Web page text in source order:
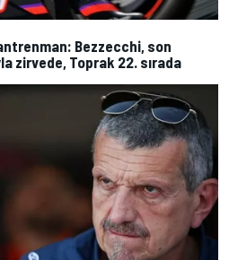
Bezzecchi, son
zirvede, Toprak 22. sırada